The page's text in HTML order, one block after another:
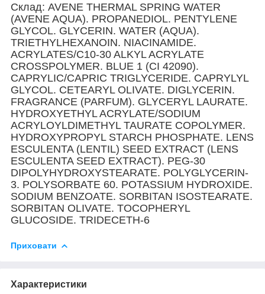
Склад: AVENE THERMAL SPRING WATER
(AVENE AQUA). PROPANEDIOL. PENTYLENE
GLYCOL. GLYCERIN. WATER (AQUA).
TRIETHYLHEXANOIN. NIACINAMIDE.
ACRYLATES/C10-30 ALKYL ACRYLATE
CROSSPOLYMER. BLUE 1 (CI 42090).
CAPRYLIC/CAPRIC TRIGLYCERIDE. CAPRYLYL
GLYCOL. CETEARYL OLIVATE. DIGLYCERIN.
FRAGRANCE (PARFUM). GLYCERYL LAURATE.
HYDROXYETHYL ACRYLATE/SODIUM
ACRYLOYLDIMETHYL TAURATE COPOLYMER.
HYDROXYPROPYL STARCH PHOSPHATE. LENS
ESCULENTA (LENTIL) SEED EXTRACT (LENS
ESCULENTA SEED EXTRACT). PEG-30
DIPOLYHYDROXYSTEARATE. POLYGLYCERIN-
3. POLYSORBATE 60. POTASSIUM HYDROXIDE.
SODIUM BENZOATE. SORBITAN ISOSTEARATE.
SORBITAN OLIVATE. TOCOPHERYL
GLUCOSIDE. TRIDECETH-6
Приховати
Характеристики